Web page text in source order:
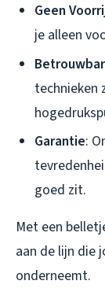
Geen
je alleen
technieken
Garantie:
goed zit.
Met een
aan de lijn die
onderneemt.